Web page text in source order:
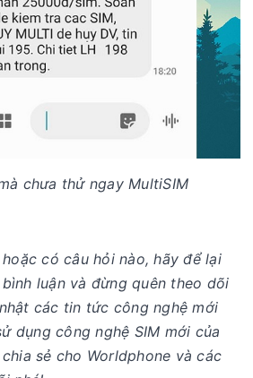
chưa thử ngay MultiSIM
có câu hỏi nào, hãy để lại
luận và đừng quên theo dõi
các tin tức công nghệ mới
dụng công nghệ SIM mới của
sẻ cho Worldphone và các